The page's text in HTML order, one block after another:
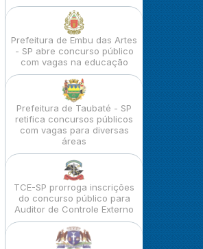
Prefeitura de Embu das Artes
- SP abre concurso público
com vagas na educação
Prefeitura de Taubaté - SP
retifica concursos públicos
com vagas para diversas
áreas
TCE-SP prorroga inscrições
do concurso público para
Auditor de Controle Externo